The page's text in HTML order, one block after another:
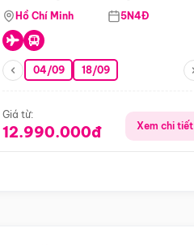
(Bay Vj)
Hồ Chí Minh 5N4Đ
04/09 18/09
Giá từ:
12.990.000đ Xem chi tiết